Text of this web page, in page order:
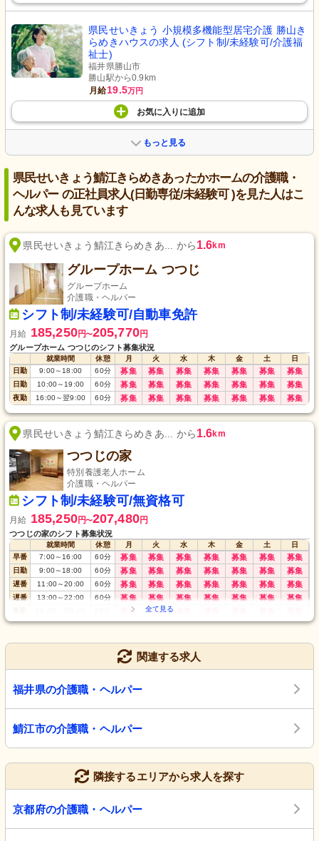
県民せいきょう 小規模多機能型居宅介護 勝山き
らめきハウスの求人 (シフト制/未経験可/介護福
祉士)
福井県勝山市
勝山駅から0.9km
月給19.5万円
お気に入り に追加
もっと見る
県民せいきょう鯖江きらめきあったかホームの介護職・
ヘルパー の正社員求人(日勤専従/未経験可 )を見た人はこ
んな求人も見ています
県民せいきょう鯖江きらめきあ... から1.6km
グループホーム つつじ
グループホーム
介護職・ヘルパー
シフト制/未経験可/自動車免許
月給 185,250円〜205,770円
グループホーム つつじのシフト募集状況
就業時間 休憩 月 火 水 木 金 土
日
日勤
9:00～18:00 60分 募集 募集 募集 募集 募集 募集 募集
日勤 10:00～19:00 60分 募集 募集 募集 募集 募集 募集 募集
夜勤 16:00～翌9:00 60分 募集 募集 募集 募集 募集 募集 募集
県民せいきょう鯖江きらめきあ... から1.6km
つつじの家
特別養護老人ホーム
介護職・ヘルパー
シフト制/未経験可/無資格可
月給 185,250円〜207,480円
つつじの家のシフト募集状況
就業時間 休憩 月 火 水 木 金 土
日
早番
7:00～16:00 60分 募集 募集 募集 募集 募集 募集 募集
日勤 9:00～18:00 60分 募集 募集 募集 募集 募集 募集 募集
遅番 11:00～20:00 60分 募集 募集 募集 募集 募集 募集 募集
遅番 13:00～22:00 60分 募集 募集 募集 募集 募集 募集 募集
募集 募集
深夜 22:00～翌7:00 60分 募集 募集 募集 募集 募集 募集 募集
関連する求人
福井県の介護職・ヘルパー
鯖江市の介護職・ヘルパー
隣接するエリアから求人を探す
京都府の介護職・ヘルパー